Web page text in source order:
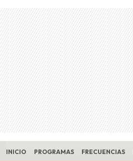
Skip to main content
INICIO PROGRAMAS FRECUENCIAS